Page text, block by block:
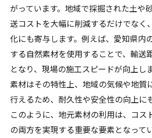
がっています。地域で採掘された土や
送コストを大幅に削減するだけでなく
化にも寄与します。例えば、愛知県内
する自然素材を使用することで、輸送
となり、現場の施工スピードが向上し
素材はその特性上、地域の気候や地質
行えるため、耐久性や安全性の向上に
このように、地元素材の利用は、コス
の両方を実現する重要な要素となって